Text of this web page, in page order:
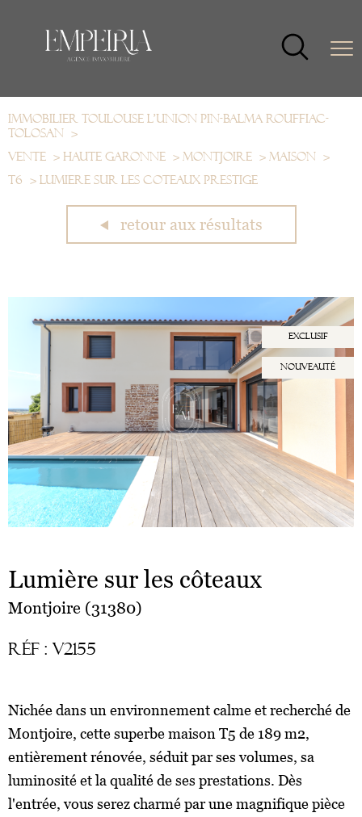
Immobilier Toulouse L'Union Pin-Balma Rouffiac-
Tolosan
Vente
Haute garonne Montjoire
Maison
T6
Lumiere sur les coteaux prestige
retour aux résultats
exclusif
nouveauté
Lumière sur les côteaux
Montjoire (31380)
Réf : V2155
Nichée dans un environnement calme et recherché de
Montjoire, cette superbe maison T5 de 189 m2,
entièrement rénovée, séduit par ses volumes, sa
luminosité et la qualité de ses prestations. Dès
l'entrée, vous serez charmé par une magnifique pièce